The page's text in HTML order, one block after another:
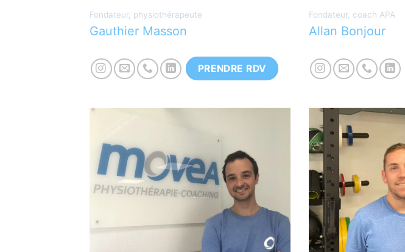
Fondateur, physiothérapeute
Gauthier Masson
PRENDRE RDV
Fondateur, coach APA
Allan Bonjour
Physiothérapeute diplomé à l’ULB,
Physiothérapeute